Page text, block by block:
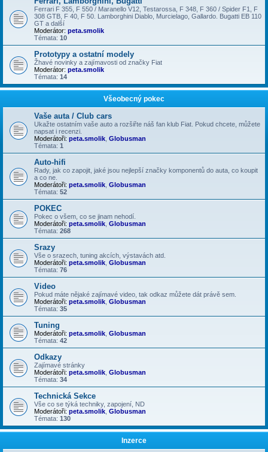
Ferrari F 355, F 550 / Maranello V12, Testarossa, F 348, F 360 / Spider F1, F
308 GTB, F 40, F 50. Lamborghini Diablo, Murcielago, Gallardo. Bugatti EB 110
GT a další
Moderátor: peta.smolik
Témata: 10
Prototypy a ostatní modely
Žhavé novinky a zajímavosti od značky Fiat
Moderátor: peta.smolik
Témata: 14
Všeobecný pokec
Vaše auta / Club cars
Ukažte ostatním vaše auto a rozšiřte náš fan klub Fiat. Pokud chcete, můžete
napsat i recenzi.
Moderátoři: peta.smolik Globusman
Témata: 1
Auto-hifi
Rady, jak co zapojit, jaké jsou nejlepší značky komponentů do auta, co koupit
a co ne.
Moderátoři: peta.smolik Globusman
Témata: 52
POKEC
Pokec o všem, co se jinam nehodí.
Moderátoři: peta.smolik Globusman
Témata: 268
Srazy
Vše o srazech, tuning akcích, výstavách atd.
Moderátoři: peta.smolik Globusman
Témata: 76
Video
Pokud máte nějaké zajímavé video, tak odkaz můžete dát právě sem.
Moderátoři: peta.smolik Globusman
Témata: 35
Tuning
Moderátoři: peta.smolik Globusman
Témata: 42
Odkazy
Zajímavé stránky
Moderátoři: peta.smolik Globusman
Témata: 34
Technická Sekce
Vše co se týká techniky, zapojení, ND
Moderátoři: peta.smolik Globusman
Témata: 130
Inzerce